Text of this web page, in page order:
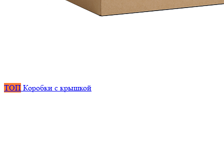
ТОП Коробки с крышкой